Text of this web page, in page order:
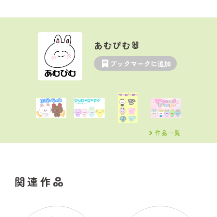
あむぴむ🐰
ブックマークに追加
作品一覧
関連作品